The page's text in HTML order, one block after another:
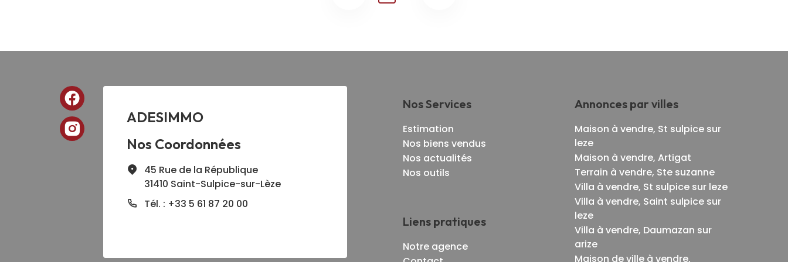
ADESIMMO
Nos Coordonnées
45 Rue de la République
31410 Saint-Sulpice-sur-Lèze
Tél. : +33 5 61 87 20 00
Nos Services
Estimation
Nos biens vendus
Nos actualités
Nos outils
Liens pratiques
Notre agence
Annonces par villes
Maison à vendre, St sulpice sur
leze
Maison à vendre, Artigat
Terrain à vendre, Ste suzanne
Villa à vendre, St sulpice sur leze
Villa à vendre, Saint sulpice sur
leze
Villa à vendre, Daumazan sur
arize
Maison de ville à vendre,